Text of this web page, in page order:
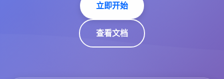
立即开始
查看文档